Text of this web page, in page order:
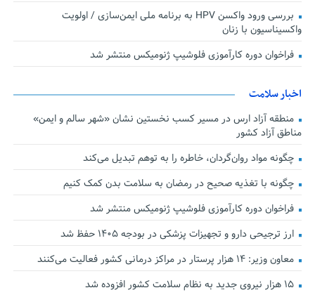
بررسی ورود واکسن HPV به برنامه ملی ایمن‌سازی / اولویت
واکسیناسیون با زنان
فراخوان دوره کارآموزی فلوشیپ ژنومیکس منتشر شد
اخبار سلامت
منطقه آزاد ارس در مسیر کسب نخستین نشان «شهر سالم و ایمن»
مناطق آزاد کشور
چگونه مواد روان‌گردان، خاطره را به توهم تبدیل می‌کند
چگونه با تغذیه صحیح در رمضان به سلامت بدن کمک کنیم
فراخوان دوره کارآموزی فلوشیپ ژنومیکس منتشر شد
ارز ترجیحی دارو و تجهیزات پزشکی در بودجه ۱۴۰۵ حفظ شد
معاون وزیر: ۱۴ هزار پرستار در مراکز درمانی کشور فعالیت می‌کنند
۱۵ هزار نیروی جدید به نظام سلامت کشور افزوده شد